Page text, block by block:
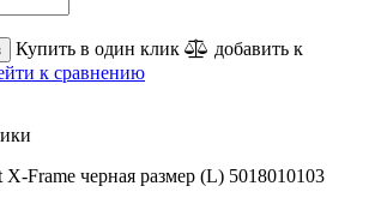
Купить в один клик
добавить к
к сравнению
Frame черная размер (L) 5018010103